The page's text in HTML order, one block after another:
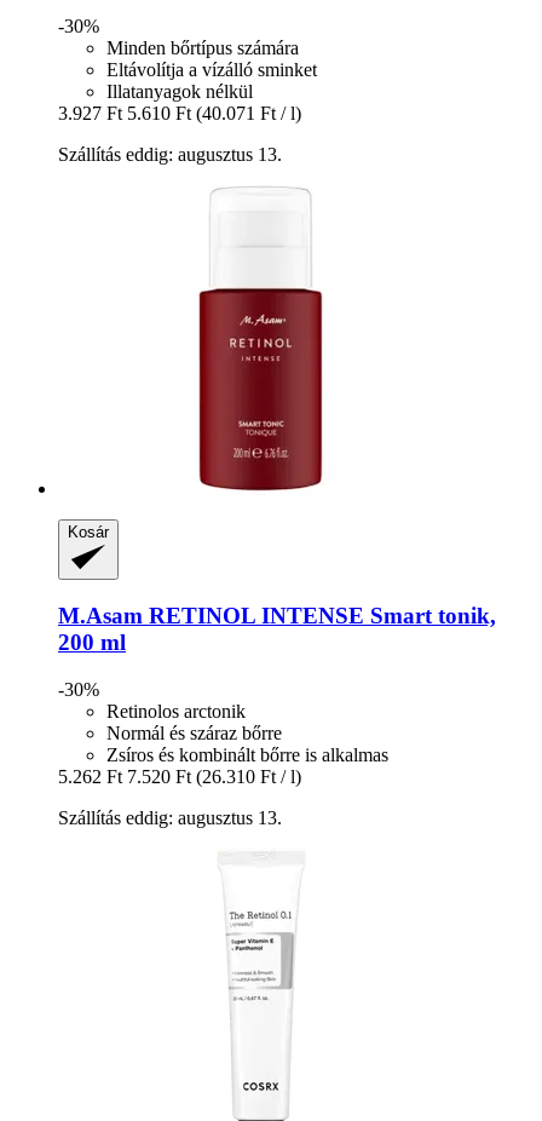
-30%
Minden bőrtípus számára
Eltávolítja a vízálló sminket
Illatanyagok nélkül
3.927 Ft 5.610 Ft (40.071 Ft / l)
Szállítás eddig: augusztus 13.
Kosár
M.Asam RETINOL INTENSE Smart tonik,
200 ml
-30%
Retinolos arctonik
Normál és száraz bőrre
Zsíros és kombinált bőrre is alkalmas
5.262 Ft 7.520 Ft (26.310 Ft / l)
Szállítás eddig: augusztus 13.